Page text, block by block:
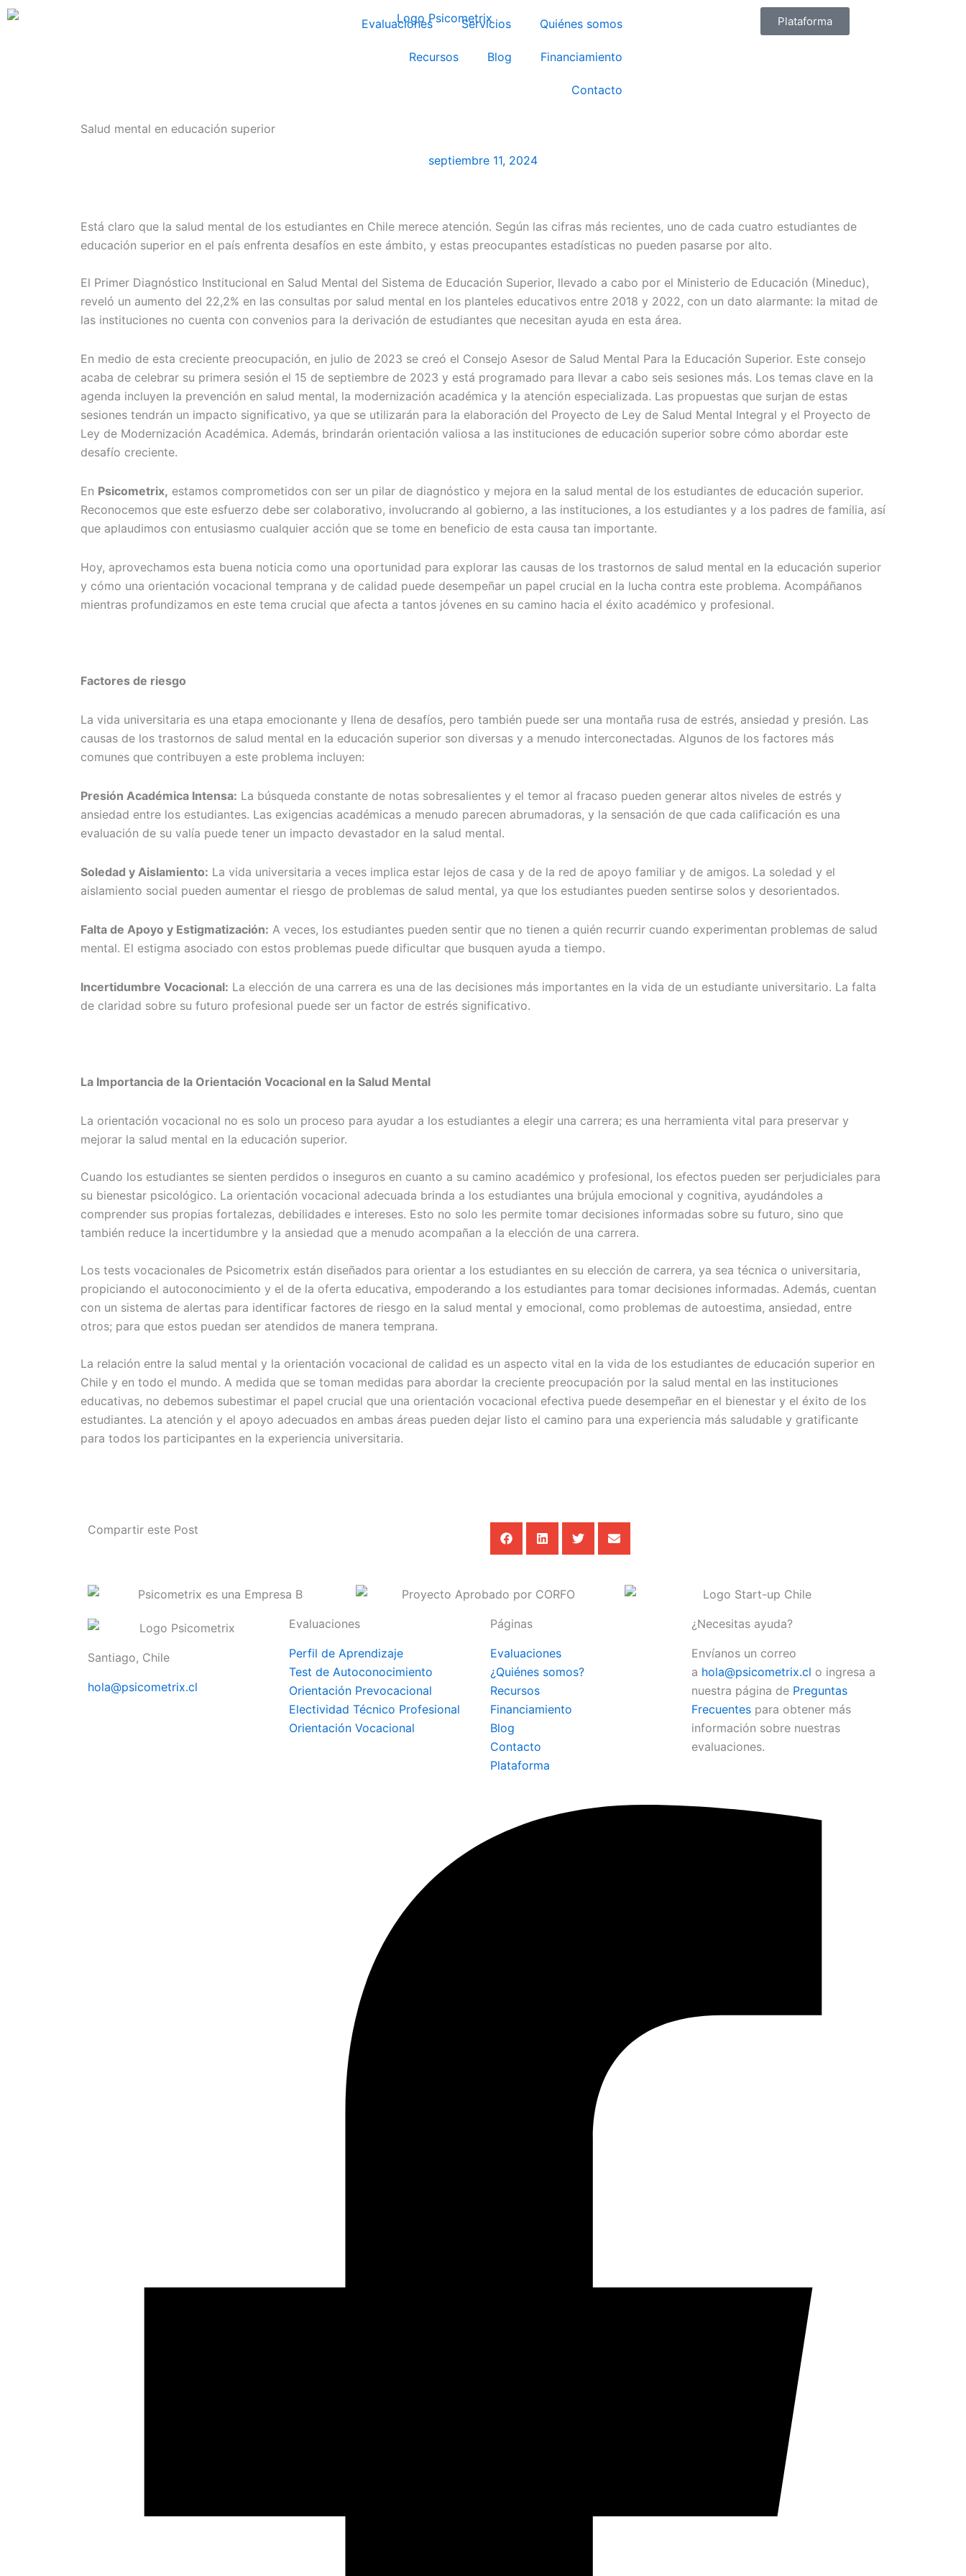
Evaluaciones Servicios Quiénes somos
Recursos Blog Financiamiento
Contacto
Plataforma
Salud mental en educación superior
septiembre 11, 2024
Está claro que la salud mental de los estudiantes en Chile merece atención. Según las cifras más recientes, uno de cada cuatro estudiantes de
educación superior en el país enfrenta desafíos en este ámbito, y estas preocupantes estadísticas no pueden pasarse por alto.
El Primer Diagnóstico Institucional en Salud Mental del Sistema de Educación Superior, llevado a cabo por el Ministerio de Educación (Mineduc),
reveló un aumento del 22,2% en las consultas por salud mental en los planteles educativos entre 2018 y 2022, con un dato alarmante: la mitad de
las instituciones no cuenta con convenios para la derivación de estudiantes que necesitan ayuda en esta área.
En medio de esta creciente preocupación, en julio de 2023 se creó el Consejo Asesor de Salud Mental Para la Educación Superior. Este consejo
acaba de celebrar su primera sesión el 15 de septiembre de 2023 y está programado para llevar a cabo seis sesiones más. Los temas clave en la
agenda incluyen la prevención en salud mental, la modernización académica y la atención especializada. Las propuestas que surjan de estas
sesiones tendrán un impacto significativo, ya que se utilizarán para la elaboración del Proyecto de Ley de Salud Mental Integral y el Proyecto de
Ley de Modernización Académica. Además, brindarán orientación valiosa a las instituciones de educación superior sobre cómo abordar este
desafío creciente.
En Psicometrix, estamos comprometidos con ser un pilar de diagnóstico y mejora en la salud mental de los estudiantes de educación superior.
Reconocemos que este esfuerzo debe ser colaborativo, involucrando al gobierno, a las instituciones, a los estudiantes y a los padres de familia, así
que aplaudimos con entusiasmo cualquier acción que se tome en beneficio de esta causa tan importante.
Hoy, aprovechamos esta buena noticia como una oportunidad para explorar las causas de los trastornos de salud mental en la educación superior
y cómo una orientación vocacional temprana y de calidad puede desempeñar un papel crucial en la lucha contra este problema. Acompáñanos
mientras profundizamos en este tema crucial que afecta a tantos jóvenes en su camino hacia el éxito académico y profesional.
Factores de riesgo
La vida universitaria es una etapa emocionante y llena de desafíos, pero también puede ser una montaña rusa de estrés, ansiedad y presión. Las
causas de los trastornos de salud mental en la educación superior son diversas y a menudo interconectadas. Algunos de los factores más
comunes que contribuyen a este problema incluyen:
Presión Académica Intensa: La búsqueda constante de notas sobresalientes y el temor al fracaso pueden generar altos niveles de estrés y
ansiedad entre los estudiantes. Las exigencias académicas a menudo parecen abrumadoras, y la sensación de que cada calificación es una
evaluación de su valía puede tener un impacto devastador en la salud mental.
Soledad y Aislamiento: La vida universitaria a veces implica estar lejos de casa y de la red de apoyo familiar y de amigos. La soledad y el
aislamiento social pueden aumentar el riesgo de problemas de salud mental, ya que los estudiantes pueden sentirse solos y desorientados.
Falta de Apoyo y Estigmatización: A veces, los estudiantes pueden sentir que no tienen a quién recurrir cuando experimentan problemas de salud
mental. El estigma asociado con estos problemas puede dificultar que busquen ayuda a tiempo.
Incertidumbre Vocacional: La elección de una carrera es una de las decisiones más importantes en la vida de un estudiante universitario. La falta
de claridad sobre su futuro profesional puede ser un factor de estrés significativo.
La Importancia de la Orientación Vocacional en la Salud Mental
La orientación vocacional no es solo un proceso para ayudar a los estudiantes a elegir una carrera; es una herramienta vital para preservar y
mejorar la salud mental en la educación superior.
Cuando los estudiantes se sienten perdidos o inseguros en cuanto a su camino académico y profesional, los efectos pueden ser perjudiciales para
su bienestar psicológico. La orientación vocacional adecuada brinda a los estudiantes una brújula emocional y cognitiva, ayudándoles a
comprender sus propias fortalezas, debilidades e intereses. Esto no solo les permite tomar decisiones informadas sobre su futuro, sino que
también reduce la incertidumbre y la ansiedad que a menudo acompañan a la elección de una carrera.
Los tests vocacionales de Psicometrix están diseñados para orientar a los estudiantes en su elección de carrera, ya sea técnica o universitaria,
propiciando el autoconocimiento y el de la oferta educativa, empoderando a los estudiantes para tomar decisiones informadas. Además, cuentan
con un sistema de alertas para identificar factores de riesgo en la salud mental y emocional, como problemas de autoestima, ansiedad, entre
otros; para que estos puedan ser atendidos de manera temprana.
La relación entre la salud mental y la orientación vocacional de calidad es un aspecto vital en la vida de los estudiantes de educación superior en
Chile y en todo el mundo. A medida que se toman medidas para abordar la creciente preocupación por la salud mental en las instituciones
educativas, no debemos subestimar el papel crucial que una orientación vocacional efectiva puede desempeñar en el bienestar y el éxito de los
estudiantes. La atención y el apoyo adecuados en ambas áreas pueden dejar listo el camino para una experiencia más saludable y gratificante
para todos los participantes en la experiencia universitaria.
Compartir este Post
Santiago, Chile
hola@psicometrix.cl
Evaluaciones
Perfil de Aprendizaje
Test de Autoconocimiento
Orientación Prevocacional
Electividad Técnico Profesional
Orientación Vocacional
Páginas
Evaluaciones
¿Quiénes somos?
Recursos
Financiamiento
Blog
Contacto
Plataforma
¿Necesitas ayuda?
Envíanos un correo
a hola@psicometrix.cl o ingresa a
nuestra página de Preguntas
Frecuentes para obtener más
información sobre nuestras
evaluaciones.